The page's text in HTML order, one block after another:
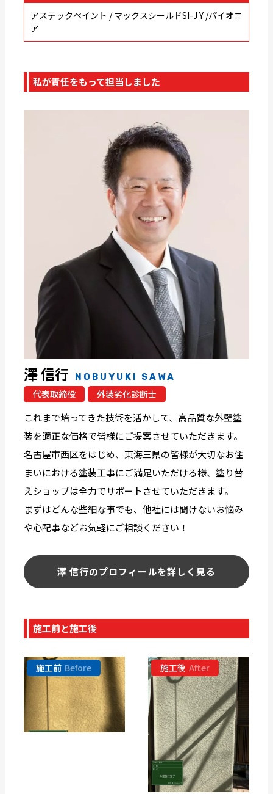
アステックペイント / マックスシールドSI-J Y /パイオニ
ア
私が責任をもって担当しました
澤 信行 NOBUYUKI SAWA
代表取締役 外装劣化診断士
これまで培ってきた技術を活かして、高品質な外壁塗
装を適正な価格で皆様にご提案させていただきます。
名古屋市西区をはじめ、東海三県の皆様が大切なお住
まいにおける塗装工事にご満足いただける様、塗り替
えショップは全力でサポートさせていただきます。
まずはどんな些細な事でも、他社には聞けないお悩み
や心配事などお気軽にご相談ください！
澤 信行のプロフィールを詳しく見る
施工前と施工後
施工前 Before 施工後 After